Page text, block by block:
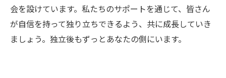
会を設けています。私たちのサポートを通じて、皆さん
が自信を持って独り立ちできるよう、共に成長していき
ましょう。独立後もずっとあなたの側にいます。